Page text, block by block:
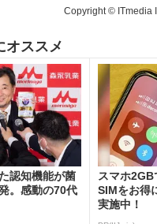
Copyright © ITmedia
オススメ
認知機能が菌
。感動の70代
スマホ
SIMをお得
実施中！